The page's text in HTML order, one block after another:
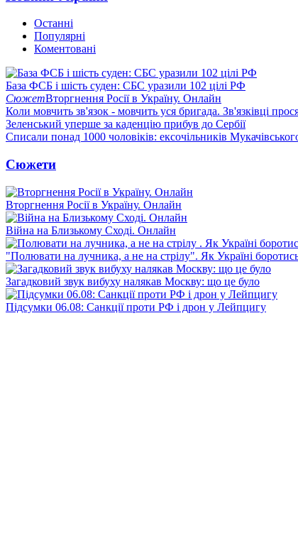
Останні
Популярні
Коментовані
База ФСБ і шість суден: СБС уразили 102 цілі РФ
СюжетВторгнення Росії в Україну. Онлайн
Коли мовчить зв'язок - мовчить уся бригада. Зв'язківці
Зеленський уперше за каденцію прибув до Сербії
Списали понад 1000 чоловіків: ексочільників
Сюжети
Вторгнення Росії в Україну. Онлайн
Війна на Близькому Сході. Онлайн
"Полювати на лучника, а не на стрілу". Як Україні
Загадковий звук вибуху налякав Москву: що це було
Підсумки 06.08: Санкції проти РФ і дрон у Лейпцигу